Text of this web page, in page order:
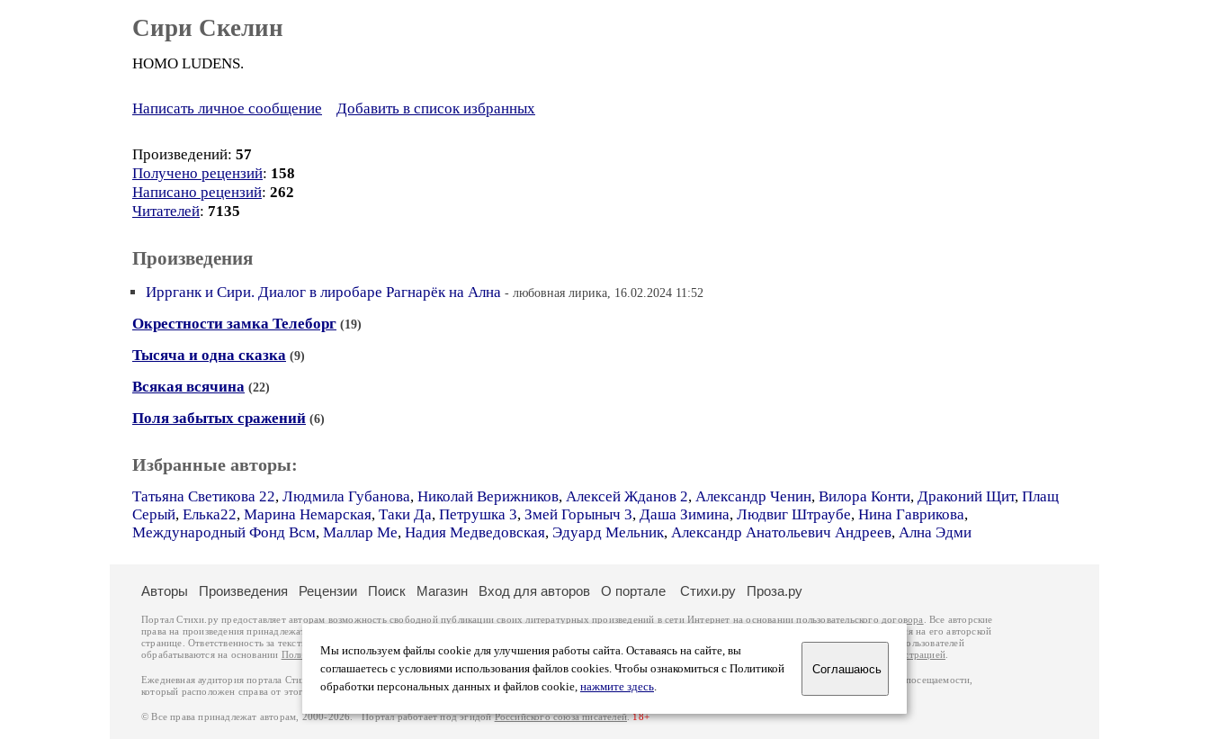
Сири Скелин
HOMO LUDENS.
Написать личное сообщение Добавить в список избранных
Произведений: 57
Получено рецензий: 158
Написано рецензий: 262
Читателей: 7135
Произведения
Иррганк и Сири. Диалог в лиробаре Рагнарёк на Ална - любовная лирика, 16.02.2024 11:52
Окрестности замка Телеборг (19)
Тысяча и одна сказка (9)
Всякая всячина (22)
Поля забытых сражений (6)
Избранные авторы:
Татьяна Светикова 22, Людмила Губанова, Николай Верижников, Алексей Жданов 2, Александр Ченин, Вилора Конти, Драконий Щит, Плащ
Серый, Елька22, Марина Немарская, Таки Да, Петрушка 3, Змей Горыныч 3, Даша Зимина, Людвиг Штраубе, Нина Гаврикова,
Международный Фонд Всм, Маллар Ме, Надия Медведовская, Эдуард Мельник, Александр Анатольевич Андреев, Ална Эдми
Мы используем файлы cookie для улучшения работы сайта. Оставаясь на сайте, вы
соглашаетесь с условиями использования файлов cookies. Чтобы ознакомиться с Политикой
обработки персональных данных и файлов cookie, нажмите здесь.
Соглашаюсь
Авторы Произведения Рецензии Поиск Магазин Вход для авторов О портале Стихи.ру Проза.ру
Портал Стихи.ру предоставляет авторам возможность свободной публикации своих литературных произведений в сети Интернет на основаниипользовательского договора
. Все авторские
права на произведения принадлежат авторам и охраняются
. Перепечатка произведений возможна только с согласия его автора, к которому вы можете обратиться на его авторской
странице. Ответственность за тексты произведений авторы несут самостоятельно на основании
законодательства Российской Федерации. Данные пользователей
обрабатываются на основании Политики обработки персональных данных. Вы также можете посмотреть более подробнуюинформацию о портале связаться с администрацией
Ежедневная аудитория портала Стихи.ру – порядка 200 тысяч посетителей, которые в общей сумме просматривают более двух миллионов страниц по данным счетчика посещаемости,
который расположен справа от этого текста. В каждой графе указано по две цифры: количество просмотров и количество посетителей.
© Все права принадлежат авторам, 2000-2026. Портал работает под эгидойРоссийского союза писателей.18+